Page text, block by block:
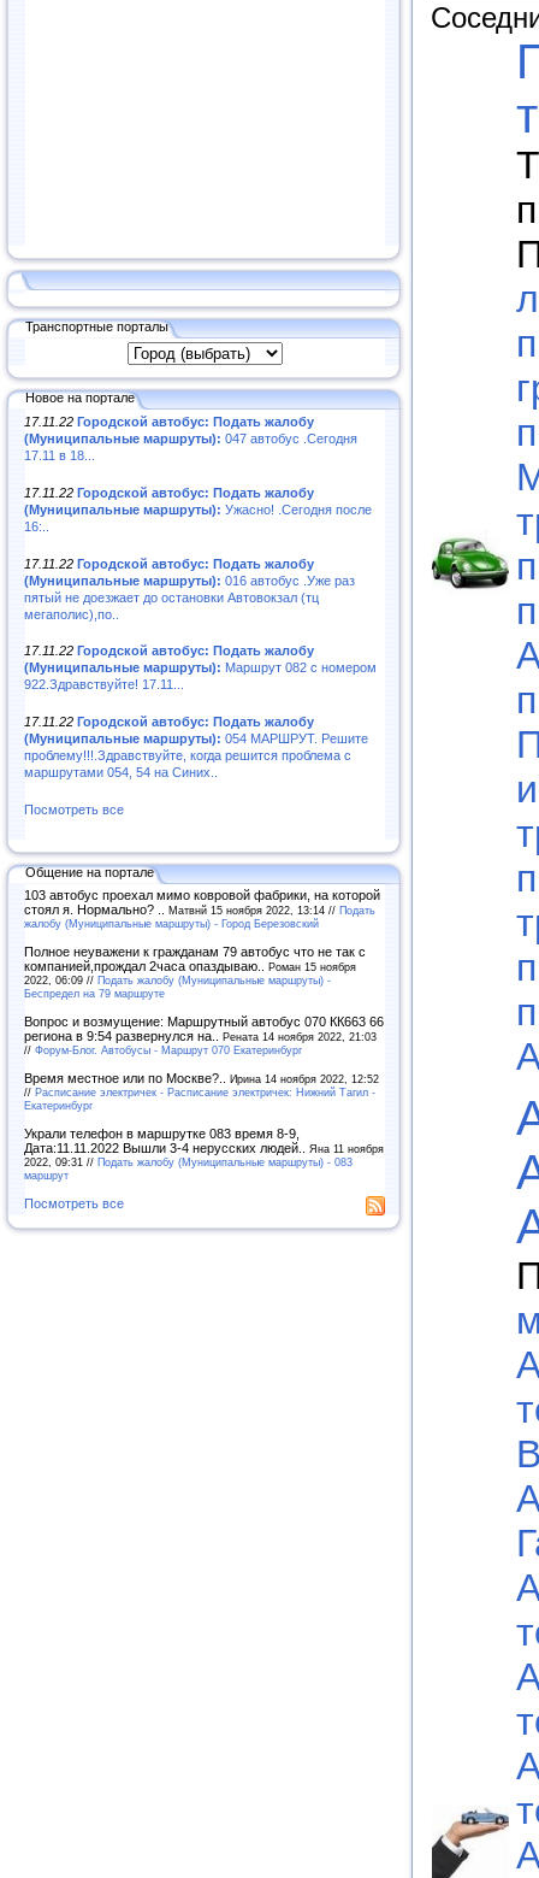
Транспортные порталы
Новое на портале
17.11.22 Городской автобус: Подать жалобу
(Муниципальные маршруты): 047 автобус .Сегодня
17.11 в 18...
17.11.22 Городской автобус: Подать жалобу
(Муниципальные маршруты): Ужасно! .Сегодня после
16:..
17.11.22 Городской автобус: Подать жалобу
(Муниципальные маршруты): 016 автобус .Уже раз
пятый не доезжает до остановки Автовокзал (тц
мегаполис),по..
17.11.22 Городской автобус: Подать жалобу
(Муниципальные маршруты): Маршрут 082 с номером
922.Здравствуйте! 17.11...
17.11.22 Городской автобус: Подать жалобу
(Муниципальные маршруты): 054 МАРШРУТ. Решите
проблему!!!.Здравствуйте, когда решится проблема с
маршрутами 054, 54 на Синих..
Посмотреть все
Общение на портале
103 автобус проехал мимо ковровой фабрики, на которой
стоял я. Нормально? .. Матвнй 15 ноября 2022, 13:14 // Подать
жалобу (Муниципальные маршруты) - Город Березовский
Полное неуважени к гражданам 79 автобус что не так с
компанией,прождал 2часа опаздываю.. Роман 15 ноября
2022, 06:09 // Подать жалобу (Муниципальные маршруты) -
Беспредел на 79 маршруте
Вопрос и возмущение: Маршрутный автобус 070 КК663 66
региона в 9:54 развернулся на.. Рената 14 ноября 2022, 21:03
// Форум-Блог. Автобусы - Маршрут 070 Екатеринбург
Время местное или по Москве?.. Ирина 14 ноября 2022, 12:52
// Расписание электричек - Расписание электричек: Нижний Тагил -
Екатеринбург
Украли телефон в маршрутке 083 время 8-9,
Дата:11.11.2022 Вышли 3-4 нерусских людей.. Яна 11 ноября
2022, 09:31 // Подать жалобу (Муниципальные маршруты) - 083
маршрут
Посмотреть все